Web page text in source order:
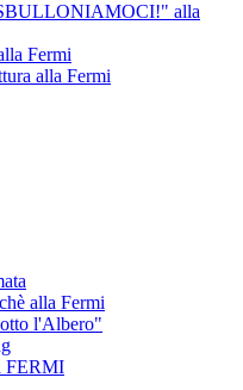
alla
Fermi
alla Fermi
alla Fermi
l'Albero"
FERMI